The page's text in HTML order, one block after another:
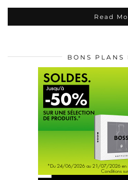
Read
BONS PLANS